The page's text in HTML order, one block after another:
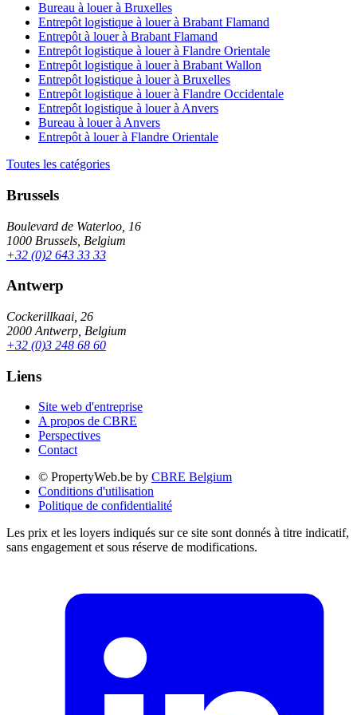
Bureau à louer à Bruxelles
Entrepôt logistique à louer à Brabant Flamand
Entrepôt à louer à Brabant Flamand
Entrepôt logistique à louer à Flandre Orientale
Entrepôt logistique à louer à Brabant Wallon
Entrepôt logistique à louer à Bruxelles
Entrepôt logistique à louer à Flandre Occidentale
Entrepôt logistique à louer à Anvers
Bureau à louer à Anvers
Entrepôt à louer à Flandre Orientale
Toutes les catégories
Brussels
Boulevard de Waterloo, 16
1000 Brussels, Belgium
+32 (0)2 643 33 33
Antwerp
Cockerillkaai, 26
2000 Antwerp, Belgium
+32 (0)3 248 68 60
Liens
Site web d'entreprise
A propos de CBRE
Perspectives
Contact
© PropertyWeb.be by CBRE Belgium
Conditions d'utilisation
Politique de confidentialité
Les prix et les loyers indiqués sur ce site sont donnés à titre indicatif,
sans engagement et sous réserve de modifications.